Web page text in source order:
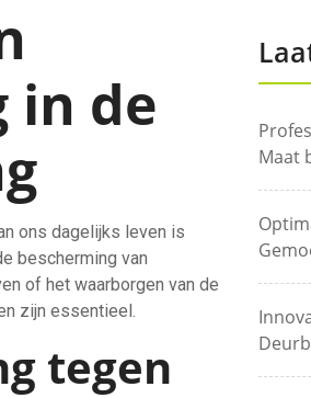
in de
ons dagelijks leven is
bescherming van
of het waarborgen van de
zijn essentieel.
tegen
Maat